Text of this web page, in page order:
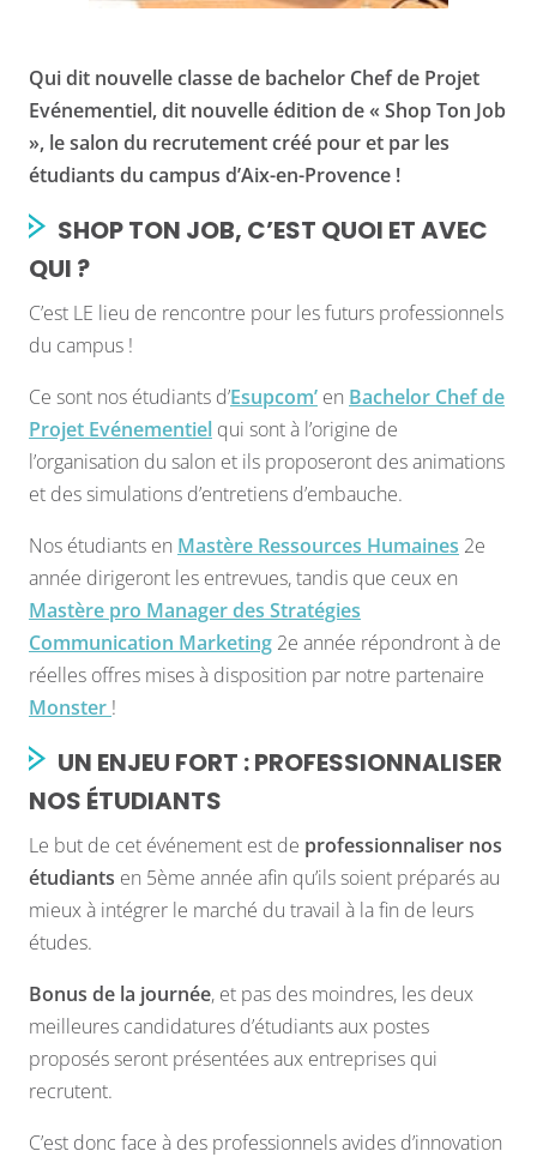
Qui dit nouvelle classe de bachelor Chef de Projet
Evénementiel, dit nouvelle édition de « Shop Ton Job
», le salon du recrutement créé pour et par les
étudiants du campus d’Aix-en-Provence !
SHOP TON JOB, C’EST QUOI ET AVEC
QUI ?
C’est LE lieu de rencontre pour les futurs professionnels
du campus !
Ce sont nos étudiants d’Esupcom’ en Bachelor Chef de
Projet Evénementiel qui sont à l’origine de
l’organisation du salon et ils proposeront des animations
et des simulations d’entretiens d’embauche.
Nos étudiants en Mastère Ressources Humaines 2e
année dirigeront les entrevues, tandis que ceux en
Mastère pro Manager des Stratégies
Communication Marketing 2e année répondront à de
réelles offres mises à disposition par notre partenaire
Monster !
UN ENJEU FORT : PROFESSIONNALISER
NOS ÉTUDIANTS
Le but de cet événement est de professionnaliser nos
étudiants en 5ème année afin qu’ils soient préparés au
mieux à intégrer le marché du travail à la fin de leurs
études.
Bonus de la journée, et pas des moindres, les deux
meilleures candidatures d’étudiants aux postes
proposés seront présentées aux entreprises qui
recrutent.
C’est donc face à des professionnels avides d’innovation